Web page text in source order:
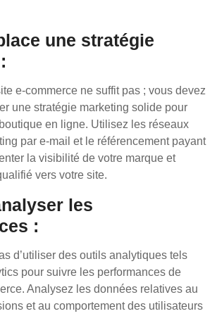
une stratégie
e-commerce ne suffit pas ; vous devez
une stratégie marketing solide pour
en ligne. Utilisez les réseaux
par e-mail et le référencement payant
la visibilité de votre marque et
vers votre site.
les
:
d’utiliser des outils analytiques tels
pour suivre les performances de
Analysez les données relatives au
et au comportement des utilisateurs